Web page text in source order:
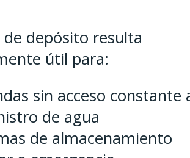
depósito resulta
útil para:
sin acceso constante
de agua
de almacenamiento